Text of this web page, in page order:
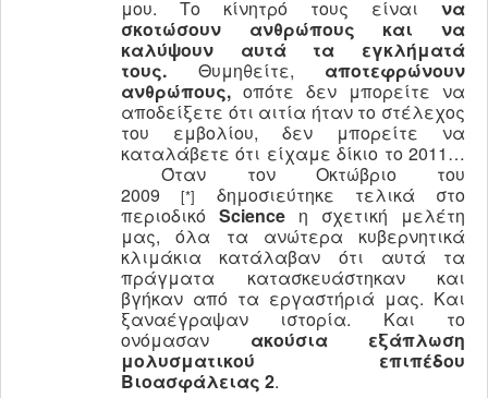
μου. Το κίνητρό τους είναι να
σκοτώσουν ανθρώπους και να
καλύψουν αυτά τα εγκλήματά
τους.
Θυμηθείτε, αποτεφρώνουν
ανθρώπους, οπότε δεν μπορείτε να
αποδείξετε ότι αιτία ήταν το στέλεχος
του εμβολίου, δεν μπορείτε να
καταλάβετε ότι είχαμε δίκιο το 2011…
Όταν τον Οκτώβριο του
2009[*] δημοσιεύτηκε τελικά στο
περιοδικό Science η σχετική μελέτη
μας, όλα τα ανώτερα κυβερνητικά
κλιμάκια κατάλαβαν ότι αυτά τα
πράγματα κατασκευάστηκαν και
βγήκαν από τα εργαστήριά μας. Και
ξαναέγραψαν ιστορία. Και το
ονόμασαν ακούσια εξάπλωση
μολυσματικού επιπέδου
Βιοασφάλειας 2.